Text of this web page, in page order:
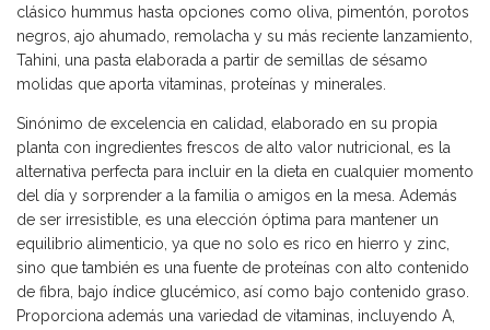
clásico hummus hasta opciones como oliva, pimentón, porotos
negros, ajo ahumado, remolacha y su más reciente lanzamiento,
Tahini, una pasta elaborada a partir de semillas de sésamo
molidas que aporta vitaminas, proteínas y minerales.
Sinónimo de excelencia en calidad, elaborado en su propia
planta con ingredientes frescos de alto valor nutricional, es la
alternativa perfecta para incluir en la dieta en cualquier momento
del día y sorprender a la familia o amigos en la mesa. Además
de ser irresistible, es una elección óptima para mantener un
equilibrio alimenticio, ya que no solo es rico en hierro y zinc,
sino que también es una fuente de proteínas con alto contenido
de fibra, bajo índice glucémico, así como bajo contenido graso.
Proporciona además una variedad de vitaminas, incluyendo A,